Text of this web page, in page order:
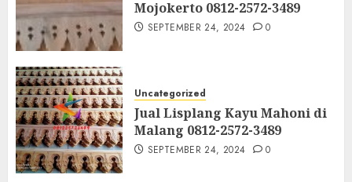
Mojokerto 0812-2572-3489
SEPTEMBER 24, 2024 0
Uncategorized
Jual Lisplang Kayu Mahoni di
Malang 0812-2572-3489
SEPTEMBER 24, 2024 0